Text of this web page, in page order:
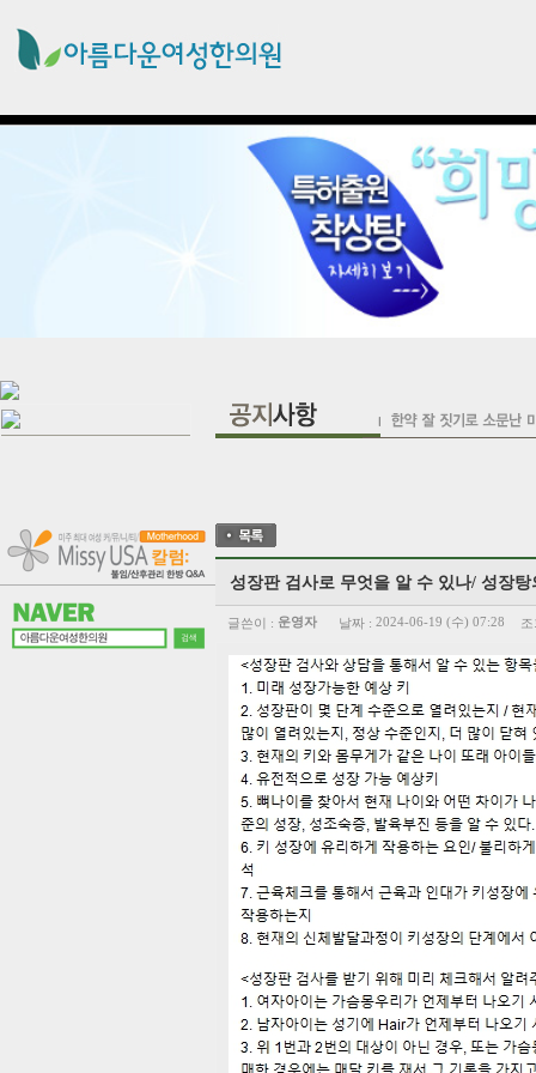
성장판 검사로 무엇을 알 수 있나/ 성장
글쓴이 : 운영자 날짜 : 2024-06-19 (수) 07:28